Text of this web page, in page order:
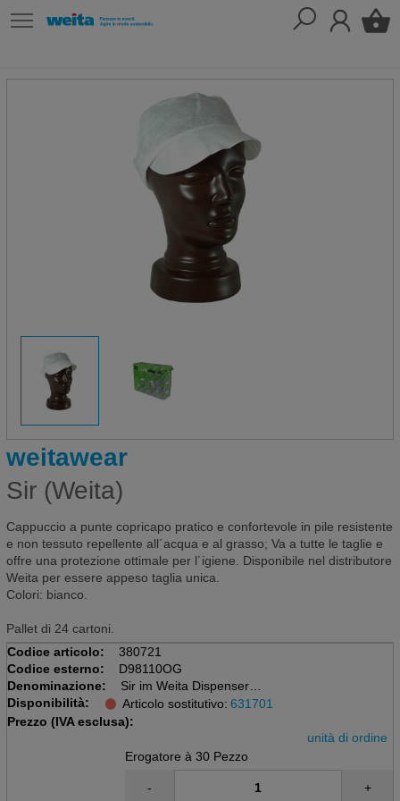
weitawear
Sir (Weita)
Cappuccio a punte copricapo pratico e confortevole in pile resistente
e non tessuto repellente all´acqua e al grasso; Va a tutte le taglie e
offre una protezione ottimale per l´igiene. Disponibile nel distributore
Weita per essere appeso taglia unica.
Colori: bianco.
Pallet di 24 cartoni.
Codice articolo:
380721
Codice esterno:
D98110OG
Denominazione:
Sir im Weita Dispenser
Schildmütze aus Vlies
Grösse Standard, mit Schild
Disponibilità: Articolo sostitutivo: 631701
Prezzo (IVA esclusa):
unità di ordine
Erogatore à 30 Pezzo
- +